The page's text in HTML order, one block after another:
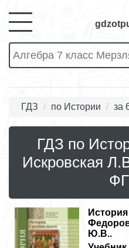
ГДЗ по Истории за
ГДЗ по
Искровская
История
Ю.В..